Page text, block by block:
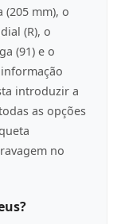
(205 mm), o
(R), o
(91) e o
introduzir a
as opções
no